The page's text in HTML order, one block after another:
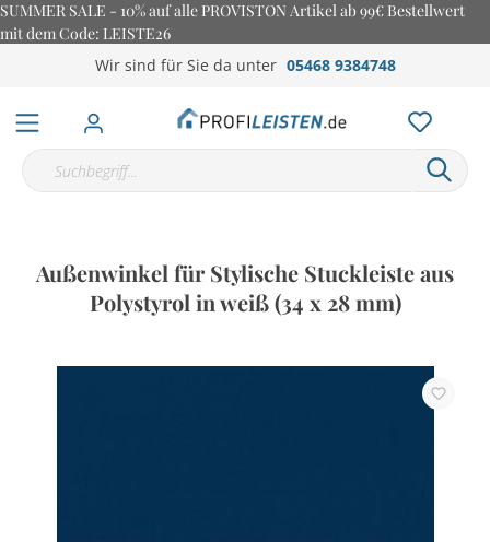
SUMMER SALE - 10% auf alle PROVISTON Artikel ab 99€ Bestellwert
mit dem Code: LEISTE26
Wir sind für Sie da unter 05468 9384748
Außenwinkel für Stylische Stuckleiste aus
Polystyrol in weiß (34 x 28 mm)